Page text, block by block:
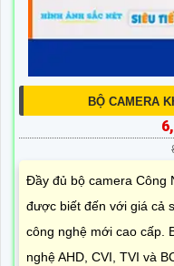
BỘ CAMERA
Đầy đủ bộ camera Công
được biết đến với giá cả
công nghệ mới cao cấp.
nghệ AHD, CVI, TVI và